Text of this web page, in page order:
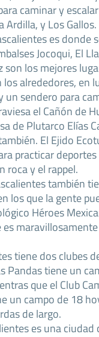
caminar y
Ardilla, y Los
es donde
Jocoqui, El
son los mejores
alrededores, en
un sendero para
el Cañón de
de Plutarco Elías
El Ejido
practicar
roca y el rappel.
también
los que la gente
Héroes
tiene dos clubes
Pandas tiene un
que el Club
un campo de 18
de largo.
es una ciudad